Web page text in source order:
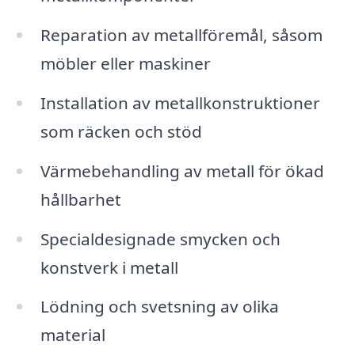
Reparation av metallföremål, såsom
möbler eller maskiner
Installation av metallkonstruktioner
som räcken och stöd
Värmebehandling av metall för ökad
hållbarhet
Specialdesignade smycken och
konstverk i metall
Lödning och svetsning av olika
material